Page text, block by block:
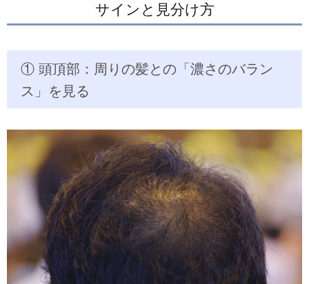
サインと見分け方
① 頭頂部：周りの髪との「濃さのバラン
ス」を見る